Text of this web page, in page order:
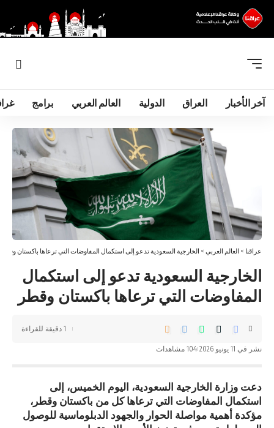
آخر الأخبار العراق الدولية العالم العربي برامج
عراقنا > العالم العربي > الخارجية السعودية تدعو إلى استكمال المفاوضات التي ترعاها باكستان وقطر
الخارجية السعودية تدعو إلى استكمال
المفاوضات التي ترعاها باكستان وقطر
نشر في 11 يونيو 2026 104 مشاهدات
1 دقيقة للقراءة
دعت وزارة الخارجية السعودية، اليوم الخميس، إلى
استكمال المفاوضات التي ترعاها كل من باكستان وقطر،
مؤكدة أهمية مواصلة الحوار والجهود الدبلوماسية للوصول